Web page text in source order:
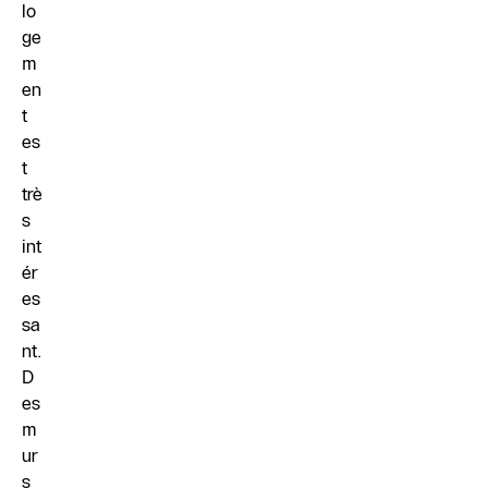
lo
ge
m
en
t
es
t
trè
s
int
ér
es
sa
nt.
D
es
m
ur
s